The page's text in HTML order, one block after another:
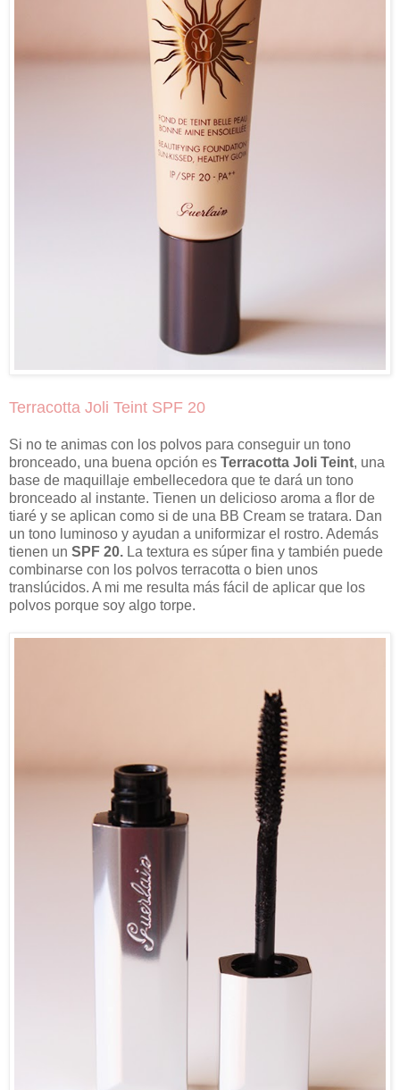
Terracotta Joli Teint SPF 20
Si no te animas con los polvos para conseguir un tono
bronceado, una buena opción es Terracotta Joli Teint, una
base de maquillaje embellecedora que te dará un tono
bronceado al instante. Tienen un delicioso aroma a flor de
tiaré y se aplican como si de una BB Cream se tratara. Dan
un tono luminoso y ayudan a uniformizar el rostro. Además
tienen un SPF 20. La textura es súper fina y también puede
combinarse con los polvos terracotta o bien unos
translúcidos. A mi me resulta más fácil de aplicar que los
polvos porque soy algo torpe.